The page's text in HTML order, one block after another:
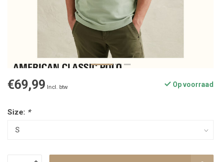
€69,99 Incl. btw Op voorraad
Size: *